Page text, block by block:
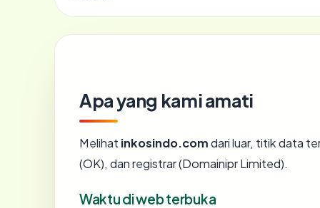
Apa yang kami amati
Melihat inkosindo.comdari luar, titik data
(OK), dan registrar (Domainipr Limited).
Waktu di web terbuka